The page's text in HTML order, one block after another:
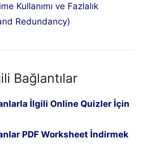
Kullanımı ve Fazlalık
Redundancy)
Bağlantılar
İlgili Online Quizler İçin
PDF Worksheet İndirmek